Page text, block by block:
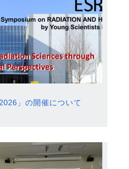
」の開催について